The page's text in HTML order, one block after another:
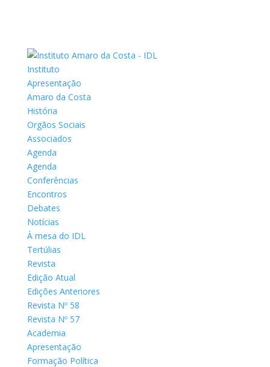
Instituto
Apresentação
Amaro da Costa
História
Orgãos Sociais
Associados
Agenda
Agenda
Conferências
Encontros
Debates
Notícias
À mesa do IDL
Tertúlias
Revista
Edição Atual
Edições Anteriores
Revista Nº 58
Revista Nº 57
Academia
Apresentação
Formação Política